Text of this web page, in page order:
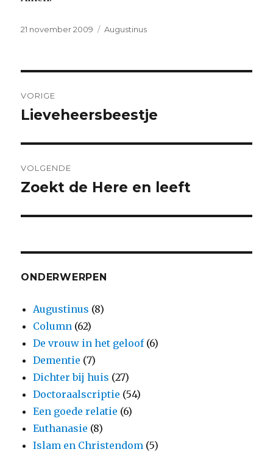
Geplaatst
21 november 2009 Categorieën
Augustinus
navigatie
VORIGE
Vorig
Lieveheersbeestje
VOLGENDE
Volgend
Zoekt de Here en leeft
ONDERWERPEN
Augustinus (8)
Column (62)
De vrouw in het geloof(6)
Dementie (7)
Dichter bij huis (27)
Doctoraalscriptie (54)
Een goede relatie (6)
Euthanasie (8)
Islam en Christendom (5)